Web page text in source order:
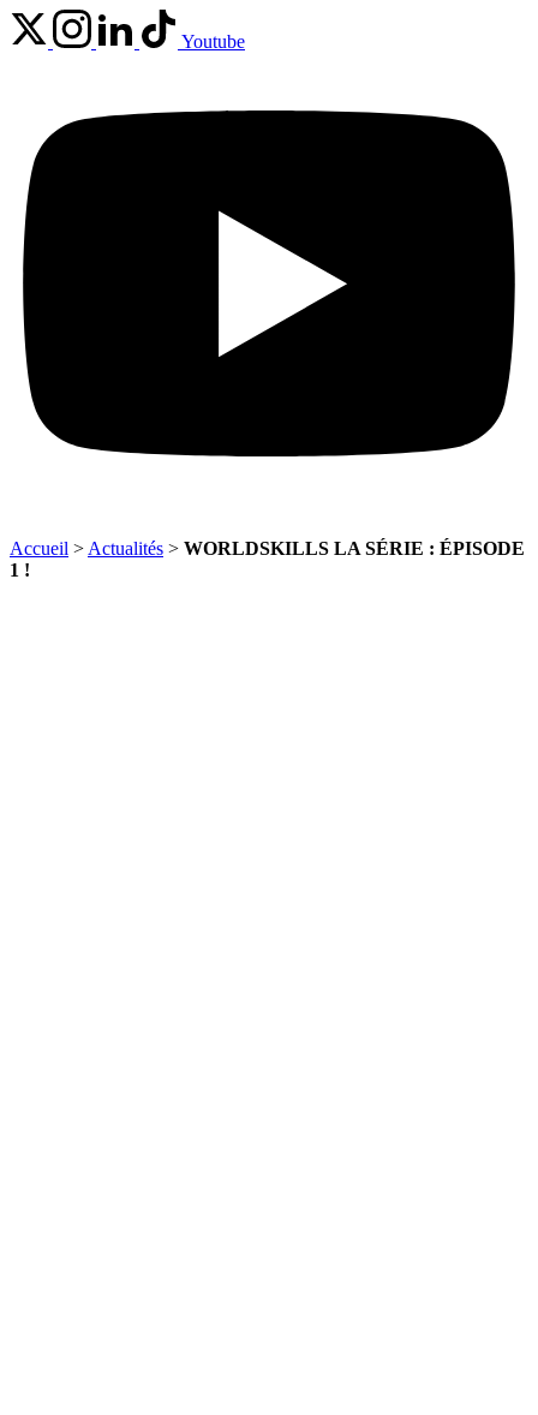
Youtube
Accueil > Actualités > WORLDSKILLS LA SÉRIE : ÉPISODE
1 !